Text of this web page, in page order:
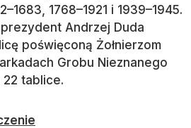
1768–1921 i 1939–1945.
Andrzej Duda
poświęconą Żołnierzom
Grobu Nieznanego
22 tablice.